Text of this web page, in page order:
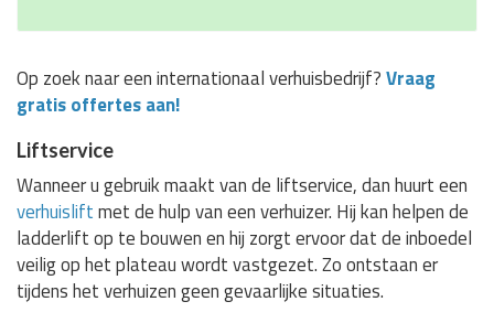
Op zoek naar een internationaal verhuisbedrijf?Vraag
gratis offertes aan!
Liftservice
Wanneer u gebruik maakt van de liftservice, dan huurt een
verhuisliftmet de hulp van een verhuizer. Hij kan helpen de
ladderlift op te bouwen en hij zorgt ervoor dat de inboedel
veilig op het plateau wordt vastgezet. Zo ontstaan er
tijdens het verhuizen geen gevaarlijke situaties.